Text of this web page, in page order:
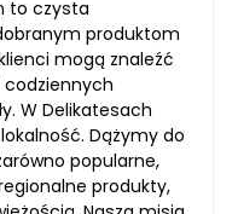
to czysta
produktom
mogą znaleźć
codziennych
W Delikatesach
Dążymy do
popularne,
produkty,